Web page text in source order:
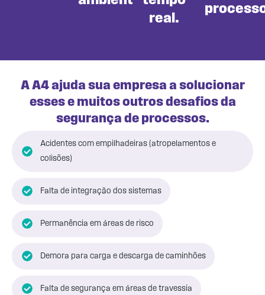
real.
A A4 ajuda sua empresa a solucionar
esses e muitos outros desafios da
segurança de processos.
Acidentes com empilhadeiras (atropelamentos e
colisões)
Falta de integração dos sistemas
Permanência em áreas de risco
Demora para carga e descarga de caminhões
Falta de segurança em áreas de travessia